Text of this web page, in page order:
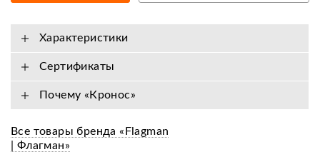
Характеристики
Сертификаты
Почему «Кронос»
Все товары бренда «Flagman
| Флагман»